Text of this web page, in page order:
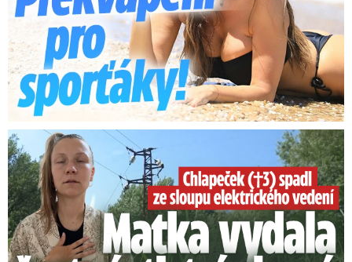
Smrtelný pád chlapce: Matka vydala vyjádření na 16 stran